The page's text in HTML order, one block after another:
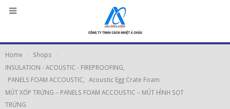
Home
Shops
INSULATION - ACOUSTIC - FIREPROOFING
PANELS FOAM ACCOUSTIC
Acoustic Egg Crate Foam
MÚT XỐP TRỨNG – PANELS FOAM ACCOUSTIC – MÚT HÌNH SỌT
TRỨNG